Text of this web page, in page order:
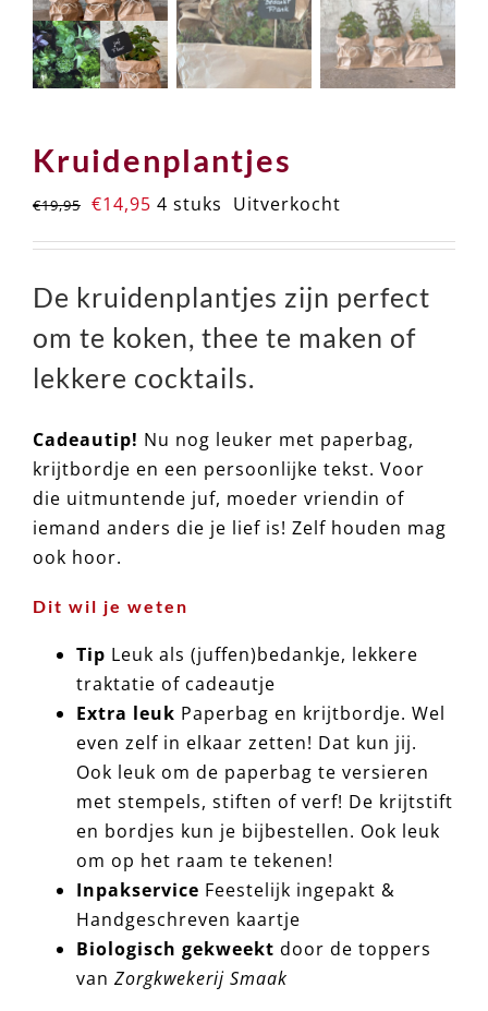
Kruidenplantjes
€19,95 Oorspronkelijke
€19,95.
€14,95 Huidige
€14,95.
4 stuks Uitverkocht
De kruidenplantjes zijn perfect
om te koken, thee te maken of
lekkere cocktails.
Cadeautip! Nu nog leuker met paperbag,
krijtbordje en een persoonlijke tekst. Voor
die uitmuntende juf, moeder vriendin of
iemand anders die je lief is! Zelf houden mag
ook hoor.
Dit wil je weten
Tip Leuk als (juffen)bedankje, lekkere
traktatie of cadeautje
Extra leuk Paperbag en krijtbordje. Wel
even zelf in elkaar zetten! Dat kun jij.
Ook leuk om de paperbag te versieren
met stempels, stiften of verf! De krijtstift
en bordjes kun je bijbestellen. Ook leuk
om op het raam te tekenen!
Inpakservice Feestelijk ingepakt &
Handgeschreven kaartje
Biologisch gekweekt door de toppers
van Zorgkwekerij Smaak